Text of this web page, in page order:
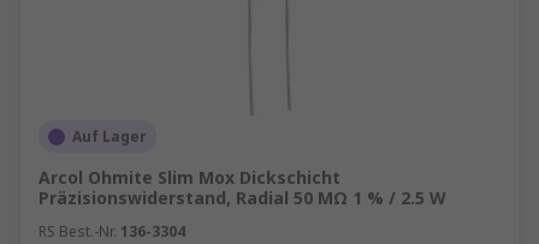
Auf Lager
Arcol Ohmite Slim Mox Dickschicht
Präzisionswiderstand, Radial 50 MΩ 1 % / 2.5 W
RS Best.-Nr. 136-3304